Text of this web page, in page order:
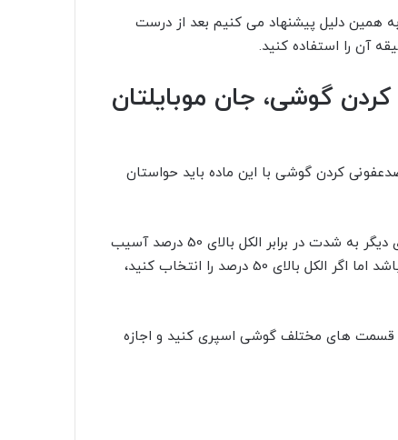
همین دلیل پیشنهاد می کنیم بعد از درست
کردن گوشی، جان موبایلتان
کردن گوشی با این ماده باید حواستان
حسگر اثرانگشت، لنز دوربین، صفحه نمایش گوشی و قسمت های دیگر به شدت در برابر الکل بالای 50 درصد آسیب
پذیر هستند. استفاده از الکل می تواند یک روش بسیار مناسب باشد اما اگر الکل بالای 50 درصد را انتخاب کنید،
الکل، کافیست الکل زیر 50 درصد را روی قسمت های مختلف گوشی اسپری کنید و اجازه